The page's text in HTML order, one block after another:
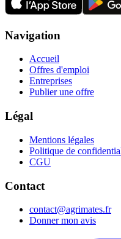
Navigation
Accueil
Offres d'emploi
Entreprises
Publier une offre
Légal
Mentions légales
Politique de
CGU
Contact
contact@agrimates.fr
Donner mon avis